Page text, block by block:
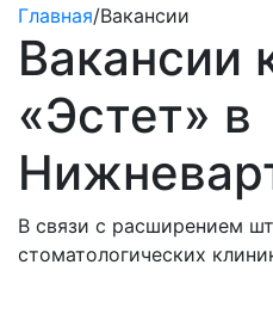
Главная/Вакансии
Вакансии
«Эстет» в
В связи с расширением
стоматологических